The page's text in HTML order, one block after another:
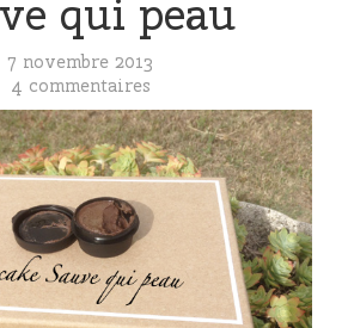
qui peau
7 novembre 2013
4 commentaires